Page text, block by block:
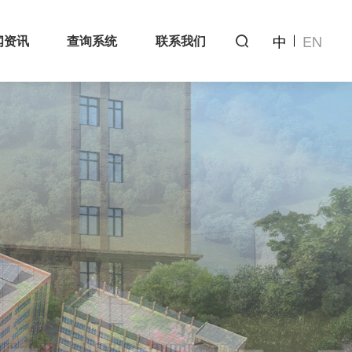
资讯 查询系统 联系我们  中 EN